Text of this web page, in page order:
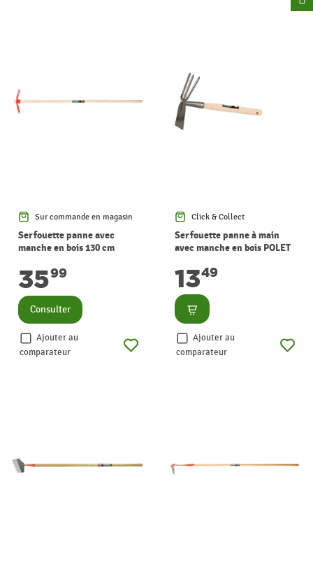
Sur commande en magasin
Serfouette panne avec
manche en bois 130 cm
3599
Consulter
Ajouter au
comparateur
Click & Collect
Serfouette panne à main
avec manche en bois POLET
1349
Consulter
Ajouter au
comparateur